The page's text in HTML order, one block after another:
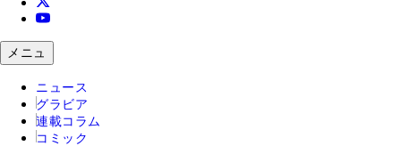
メニュ
ニュース
グラビア
連載コラム
コミック